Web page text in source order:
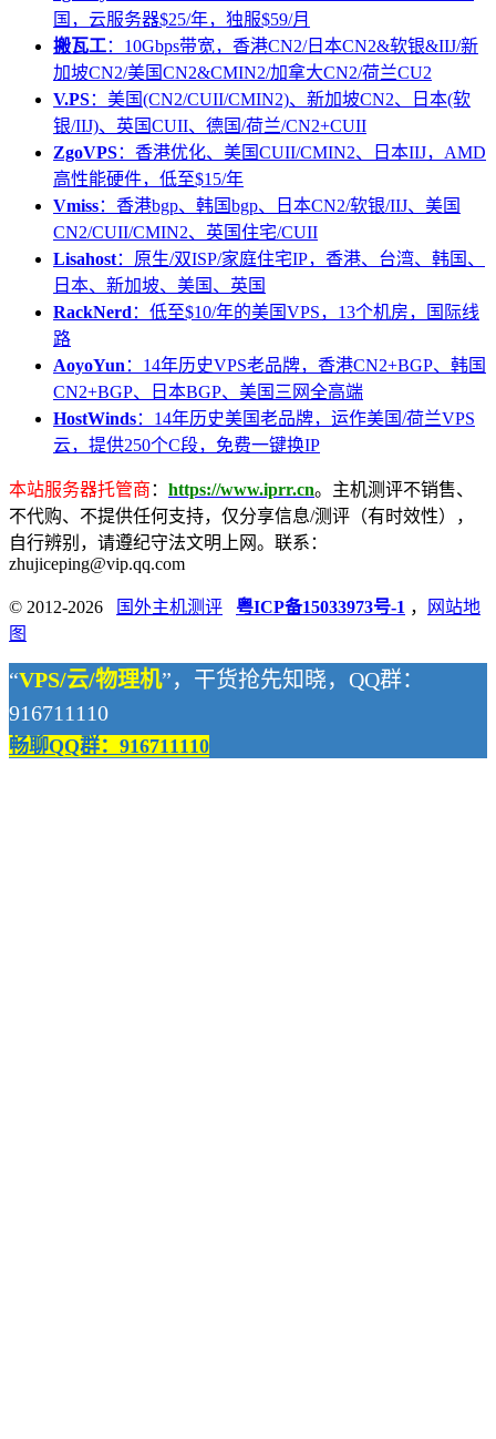
国，云服务器$25/年，独服$59/月
搬瓦工：10Gbps带宽，香港CN2/日本CN2&软银&IIJ/新
加坡CN2/美国CN2&CMIN2/加拿大CN2/荷兰CU2
V.PS：美国(CN2/CUII/CMIN2)、新加坡CN2、日本(软
银/IIJ)、英国CUII、德国/荷兰/CN2+CUII
ZgoVPS：香港优化、美国CUII/CMIN2、日本IIJ，AMD
高性能硬件，低至$15/年
Vmiss：香港bgp、韩国bgp、日本CN2/软银/IIJ、美国
CN2/CUII/CMIN2、英国住宅/CUII
Lisahost：原生/双ISP/家庭住宅IP，香港、台湾、韩国、
日本、新加坡、美国、英国
RackNerd ：低至$10/年的美国VPS，13个机房，国际线
路
AoyoYun ：14年历史VPS老品牌，香港CN2+BGP、韩国
CN2+BGP、日本BGP、美国三网全高端
HostWinds：14年历史美国老品牌，运作美国/荷兰VPS
云，提供250个C段，免费一键换IP
本站服务器托管商 ： https://www.iprr.cn。主机测评不销售、
不代购、不提供任何支持，仅分享信息/测评（有时效性），
自行辨别，请遵纪守法文明上网。联系：
zhujiceping@vip.qq.com
© 2012-2026 国外主机测评 粤ICP备15033973号-1 ，
网站地
图
“VPS/云/物理机”，干货抢先知晓，QQ群：
916711110
畅聊QQ群：916711110